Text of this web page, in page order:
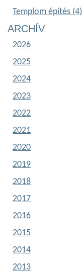
Templom építés (4)
ARCHÍV
2026
2025
2024
2023
2022
2021
2020
2019
2018
2017
2016
2015
2014
2013